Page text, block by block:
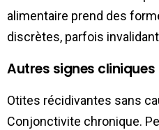
alimentaire prend des
discrètes, parfois
Autres signes cliniques
Otites récidivantes sans
Conjonctivite chronique.